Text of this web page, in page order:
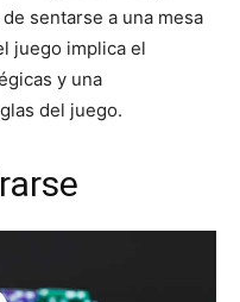
sentarse a una mesa
juego implica el
y una
del juego.